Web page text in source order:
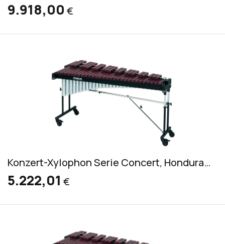
9.918,00 €
Konzert-Xylophon Serie Concert, Honduras Rosewood (RXC 3050/V)
5.222,01 €